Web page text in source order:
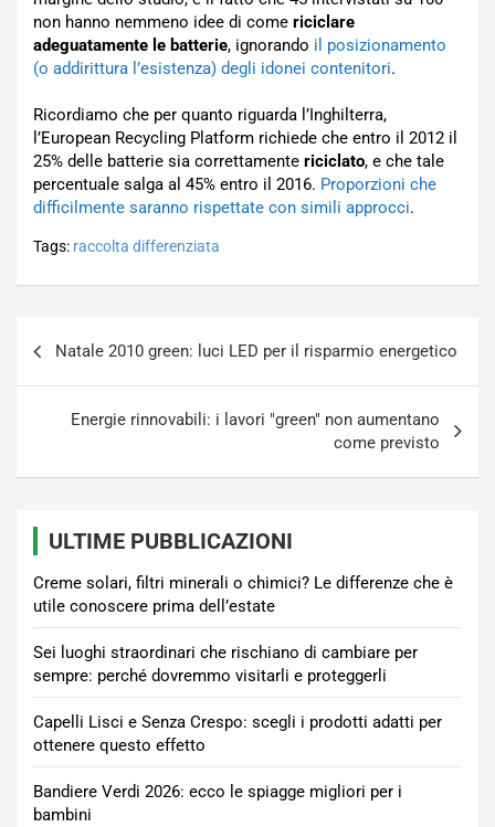
non hanno nemmeno idee di come riciclare
adeguatamente le batterie, ignorando il posizionamento
(o addirittura l’esistenza) degli idonei contenitori.
Ricordiamo che per quanto riguarda l’Inghilterra,
l’European Recycling Platform richiede che entro il 2012 il
25% delle batterie sia correttamente riciclato, e che tale
percentuale salga al 45% entro il 2016. Proporzioni che
difficilmente saranno rispettate con simili approcci.
Tags: raccolta differenziata
Natale 2010 green: luci LED per il risparmio energetico
Energie rinnovabili: i lavori "green" non aumentano
come previsto
ULTIME PUBBLICAZIONI
Creme solari, filtri minerali o chimici? Le differenze che è
utile conoscere prima dell’estate
Sei luoghi straordinari che rischiano di cambiare per
sempre: perché dovremmo visitarli e proteggerli
Capelli Lisci e Senza Crespo: scegli i prodotti adatti per
ottenere questo effetto
Bandiere Verdi 2026: ecco le spiagge migliori per i
bambini